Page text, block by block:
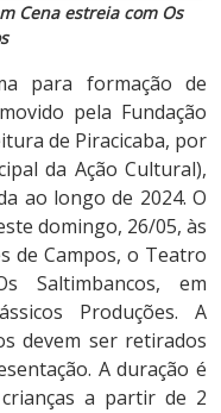
Cena estreia com Os
para formação de
pela Fundação
de Piracicaba, por
da Ação Cultural),
ao longo de 2024. O
domingo, 26/05, às
de Campos, o Teatro
Saltimbancos, em
Produções. A
devem ser retirados
A duração é
a partir de 2